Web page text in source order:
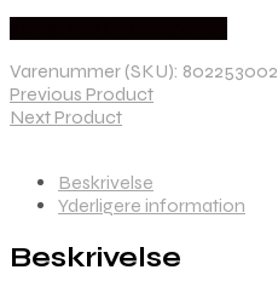
Varenummer (SKU):
Previous Product
Next Product
Beskrivelse
Yderligere information
Beskrivelse